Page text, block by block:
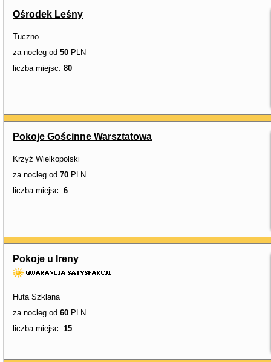
Ośrodek Leśny
Tuczno
za nocleg od 50 PLN
liczba miejsc: 80
Pokoje Gościnne Warsztatowa
Krzyż Wielkopolski
za nocleg od 70 PLN
liczba miejsc: 6
Pokoje u Ireny
Huta Szklana
za nocleg od 60 PLN
liczba miejsc: 15